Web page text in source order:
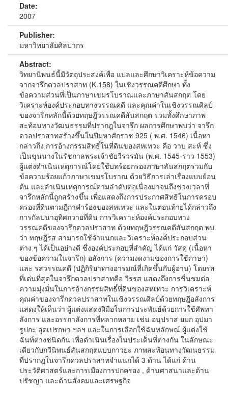
Date:
2007
Publisher:
มหาวิทยาลัยศิลปากร
Abstract:
วิทยานิพนธ์นี้มีวัตถุประสงค์เพื่อ แปลและศึกษาวิเคราะห์ข้อความ
จากจารึกดวลปราสาท (K.158) ในเชิงวรรณคดีศึกษา ทั้ง
ข้อความส่วนที่เป็นภาษาเขมรโบราณและภาษาสันสกฤต โดย
วิเคราะห์องค์ประกอบทางวรรณคดี และคุณค่าในเชิงวรรณศิลป์
ของจารึกหลักนี้ด้วยทฤษฎีวรรณคดีสันสกฤต รวมทั้งศึกษาภาพ
สะท้อนทางวัฒนธรรมที่ปรากฎในจารึก ผลการศึกษาพบว่า จารึก
ดวลปราสาทสร้างขึ้นในปีมหาศักราช 925 ( พ.ศ. 1546) เนื้อหา
กล่าวถึง การอ้างกรรมสิทธิ์ในที่ดินของสหเทวะ คือ วาบ สะห์ ซึ่ง
เป็นขุนนางในรัชกาลพระเจ้าชัยวีรวรมัน (พ.ศ. 1545-ราว 1553)
ผู้แต่งดำเนินเหตุการณ์โดยใช้บทร้อยกรองภาษาสันสกฤตร่วมกับ
ข้อความร้อยแก้วภาษาเขมรโบราณ ด้วยวิธีการเล่าเรื่องแบบย้อน
ต้น และดำเนินเหตุการณ์ตามลำดับต่อเนื่องมาจนถึงช่วงเวลาที่
จารึกหลักนี้ถูกสร้างขึ้น เพื่อแสดงถึงการประกาศสิทธิในการครอบ
ครองที่ดินตามฎีกาคำร้องของสหเทวะ และในตอนท้ายได้กล่าวถึง
การกัลปนาอุทิศถวายที่ดิน การวิเคราะห์องค์ประกอบทาง
วรรณคดีของจารึกดวลปราสาท ด้วยทฤษฎีวรรณคดีสันสกฤต พบ
ว่า ทฤษฎีรส สามารถใช้จำแนกและวิเคราะห์องค์ประกอบส่วน
ต่าง ๆ ได้เป็นอย่างดี ซึ่งองค์ประกอบที่สำคัญ ได้แก่ วัสดุ (เนื้อหา
ของข้อความในจารึก) อลังการ (ความงดงามของการใช้ภาษา)
และ รสวรรณคดี (ปฏิกิริยาทางอารมณ์ที่เกิดขึ้นกับผู้อ่าน) โดยรส
ที่เด่นที่สุดในจารึกดวลปราสาทคือ วีรรส แสดงถึงการชื่นชมต่อ
ความมุ่งมั่นในการอ้างกรรมสิทธิ์ที่ดินของสหเทวะ การวิเคราะห์
คุณค่าของจารึกดวลปราสาทในเชิงวรรณศิลป์ด้วยทฤษฎีอลังการ
แสดงให้เห็นว่า ผู้แต่งแสดงฝีมือในการประพันธ์ด้วยการใช้ศัพทา
ลังการ และอรรถาลังการที่หลากหลาย เช่น อนุปราส ยมก อุปมา
รูปกะ อุตเปรกษา ฯลฯ และในการเลือกใช้ฉันทลักษณ์ ผู้แต่งใช้
ฉันท์ต่างชนิดกัน เพื่อดำเนินเรื่องในประเด็นที่ต่างกัน ในลักษณะ
เดียวกับกวีนิพนธ์สันสกฤตแบบกาวยะ ภาพสะท้อนทางวัฒนธรรม
ที่ปรากฎในจารึกดวลปราสาทจำแนกได้ 3 ด้าน ได้แก่ ด้าน
ประวัติศาสตร์และการเมืองการปกครอง , ด้านศาสนาและด้าน
ปรัชญา และด้านสังคมและเศรษฐกิจ